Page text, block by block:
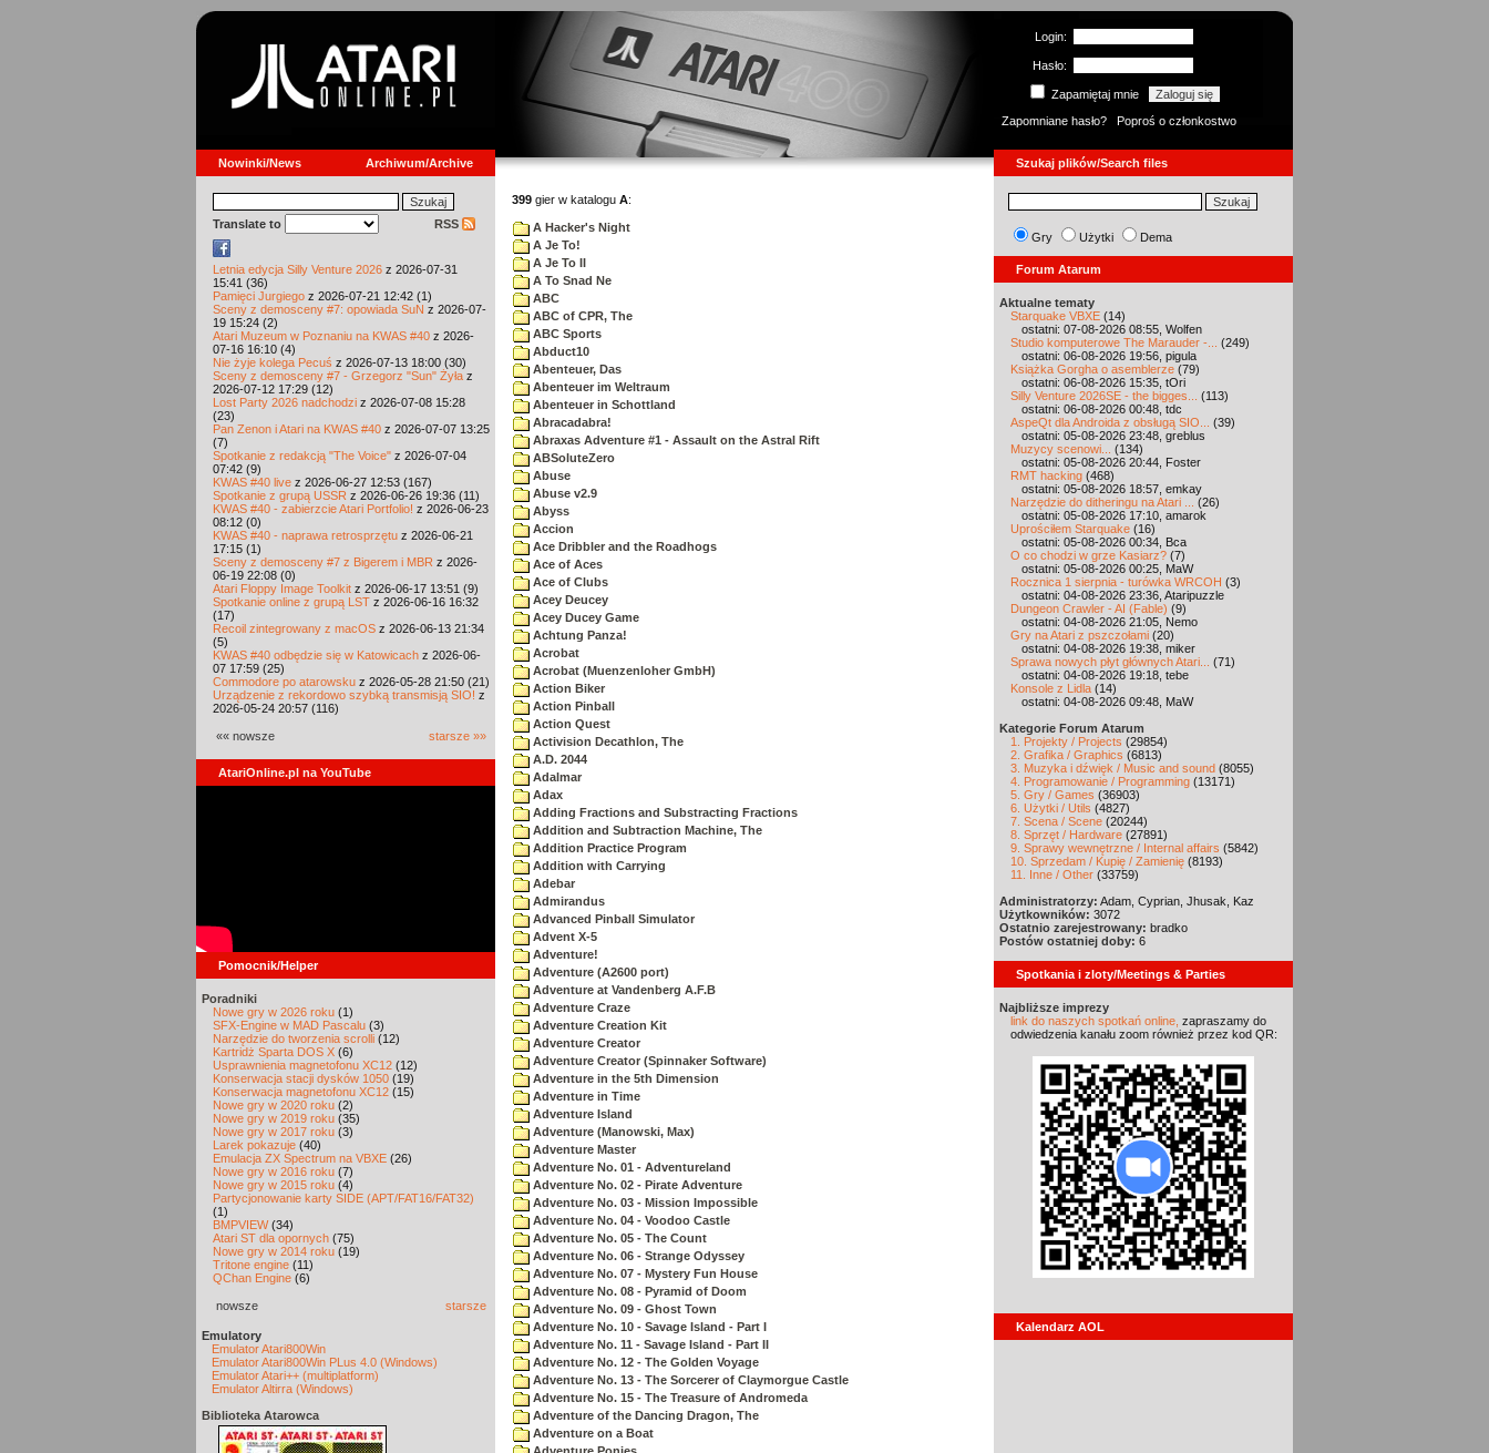
Login:
Hasło:
Zapamiętaj mnie
Zapomniane hasło?
Poproś o członkostwo
Nowinki/News Archiwum/Archive Szukaj plików/Search files
Translate to RSS
Letnia edycja Silly Venture 2026 z 2026-07-31
15:41 (36)
Pamięci Jurgiego z 2026-07-21 12:42 (1)
Sceny z demosceny #7: opowiada SuN z 2026-07-
19 15:24 (2)
Atari Muzeum w Poznaniu na KWAS #40 z 2026-
07-16 16:10 (4)
Nie żyje kolega Pecuś z 2026-07-13 18:00 (30)
Sceny z demosceny #7 - Grzegorz "Sun" Żyła z
2026-07-12 17:29 (12)
Lost Party 2026 nadchodzi z 2026-07-08 15:28
(23)
Pan Zenon i Atari na KWAS #40 z 2026-07-07 13:25
(7)
Spotkanie z redakcją "The Voice" z 2026-07-04
07:42 (9)
KWAS #40 live z 2026-06-27 12:53 (167)
Spotkanie z grupą USSR z 2026-06-26 19:36 (11)
KWAS #40 - zabierzcie Atari Portfolio! z 2026-06-23
08:12 (0)
KWAS #40 - naprawa retrosprzętu z 2026-06-21
17:15 (1)
Sceny z demosceny #7 z Bigerem i MBR z 2026-
06-19 22:08 (0)
Atari Floppy Image Toolkit z 2026-06-17 13:51 (9)
Spotkanie online z grupą LST z 2026-06-16 16:32
(17)
Recoil zintegrowany z macOS z 2026-06-13 21:34
(5)
KWAS #40 odbędzie się w Katowicach z 2026-06-
07 17:59 (25)
Commodore po atarowsku z 2026-05-28 21:50 (21)
Urządzenie z rekordowo szybką transmisją SIO! z
2026-05-24 20:57 (116)
«« nowsze starsze »»
AtariOnline.pl na YouTube
Pomocnik/Helper
Poradniki
Nowe gry w 2026 roku (1)
SFX-Engine w MAD Pascalu (3)
Narzędzie do tworzenia scrolli (12)
Kartridż Sparta DOS X (6)
Usprawnienia magnetofonu XC12 (12)
Konserwacja stacji dysków 1050 (19)
Konserwacja magnetofonu XC12 (15)
Nowe gry w 2020 roku (2)
Nowe gry w 2019 roku (35)
Nowe gry w 2017 roku (3)
Larek pokazuje (40)
Emulacja ZX Spectrum na VBXE (26)
Nowe gry w 2016 roku (7)
Nowe gry w 2015 roku (4)
Partycjonowanie karty SIDE (APT/FAT16/FAT32)
(1)
BMPVIEW(34)
Atari ST dla opornych (75)
Nowe gry w 2014 roku (19)
Tritone engine (11)
QChan Engine (6)
nowsze starsze
Emulatory
Emulator Atari800Win
Emulator Atari800Win PLus 4.0 (Windows)
Emulator Atari++ (multiplatform)
Emulator Altirra (Windows)
Biblioteka Atarowca
399 gier w katalogu A:
A Hacker's Night
A Je To!
A Je To II
A To Snad Ne
ABC
ABC of CPR, The
ABC Sports
Abduct10
Abenteuer, Das
Abenteuer im Weltraum
Abenteuer in Schottland
Abracadabra!
Abraxas Adventure #1 - Assault on the Astral Rift
ABSoluteZero
Abuse
Abuse v2.9
Abyss
Accion
Ace Dribbler and the Roadhogs
Ace of Aces
Ace of Clubs
Acey Deucey
Acey Ducey Game
Achtung Panza!
Acrobat
Acrobat (Muenzenloher GmbH)
Action Biker
Action Pinball
Action Quest
Activision Decathlon, The
A.D. 2044
Adalmar
Adax
Adding Fractions and Substracting Fractions
Addition and Subtraction Machine, The
Addition Practice Program
Addition with Carrying
Adebar
Admirandus
Advanced Pinball Simulator
Advent X-5
Adventure!
Adventure (A2600 port)
Adventure at Vandenberg A.F.B
Adventure Craze
Adventure Creation Kit
Adventure Creator
Adventure Creator (Spinnaker Software)
Adventure in the 5th Dimension
Adventure in Time
Adventure Island
Adventure (Manowski, Max)
Adventure Master
Adventure No. 01 - Adventureland
Adventure No. 02 - Pirate Adventure
Adventure No. 03 - Mission Impossible
Adventure No. 04 - Voodoo Castle
Adventure No. 05 - The Count
Adventure No. 06 - Strange Odyssey
Adventure No. 07 - Mystery Fun House
Adventure No. 08 - Pyramid of Doom
Adventure No. 09 - Ghost Town
Adventure No. 10 - Savage Island - Part I
Adventure No. 11 - Savage Island - Part II
Adventure No. 12 - The Golden Voyage
Adventure No. 13 - The Sorcerer of Claymorgue Castle
Adventure No. 15 - The Treasure of Andromeda
Adventure of the Dancing Dragon, The
Adventure on a Boat
Gry Użytki Dema
Forum Atarum
Aktualne tematy
Starquake VBXE (14)
ostatni: 07-08-2026 08:55, Wolfen
Studio komputerowe The Marauder -...
(249)
ostatni: 06-08-2026 19:56, pigula
Książka Gorgha o asemblerze (79)
ostatni: 06-08-2026 15:35, tOri
Silly Venture 2026SE - the bigges...
(113)
ostatni: 06-08-2026 00:48, tdc
AspeQt dla Androida z obsługą SIO...
(39)
ostatni: 05-08-2026 23:48, greblus
Muzycy scenowi...
(134)
ostatni: 05-08-2026 20:44, Foster
RMT hacking (468)
ostatni: 05-08-2026 18:57, emkay
Narzędzie do ditheringu na Atari ...
(26)
ostatni: 05-08-2026 17:10, amarok
Uprościłem Starquake (16)
ostatni: 05-08-2026 00:34, Bca
O co chodzi w grze Kasiarz? (7)
ostatni: 05-08-2026 00:25, MaW
Rocznica 1 sierpnia - turówka WRCOH (3)
ostatni: 04-08-2026 23:36, Ataripuzzle
Dungeon Crawler - AI (Fable) (9)
ostatni: 04-08-2026 21:05, Nemo
Gry na Atari z pszczołami (20)
ostatni: 04-08-2026 19:38, miker
Sprawa nowych płyt głównych Atari...
(71)
ostatni: 04-08-2026 19:18, tebe
Konsole z Lidla (14)
ostatni: 04-08-2026 09:48, MaW
Kategorie Forum Atarum
1. Projekty / Projects (29854)
2. Grafika / Graphics (6813)
3. Muzyka i dźwięk / Music and sound (8055)
4. Programowanie / Programming (13171)
5. Gry / Games (36903)
6. Użytki / Utils (4827)
7. Scena / Scene (20244)
8. Sprzęt / Hardware (27891)
9. Sprawy wewnętrzne / Internal affairs (5842)
10. Sprzedam / Kupię / Zamienię (8193)
11. Inne / Other (33759)
Administratorzy: Adam, Cyprian, Jhusak, Kaz
Użytkowników: 3072
Ostatnio zarejestrowany: bradko
Postów ostatniej doby: 6
Spotkania i zloty/Meetings & Parties
Najbliższe imprezy
link do naszych spotkań online, zapraszamy do
odwiedzenia kanału zoom również przez kod QR:
Kalendarz AOL